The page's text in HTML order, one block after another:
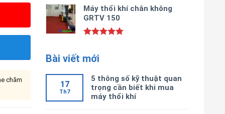
hạng5.00
5 sao
Máy thổi khí chân không
GRTV 150
5 sao
Bài viết mới
17
Th7
5 thông số kỹ thuật quan
trọng cần biết khi mua
máy thổi khí
chăm